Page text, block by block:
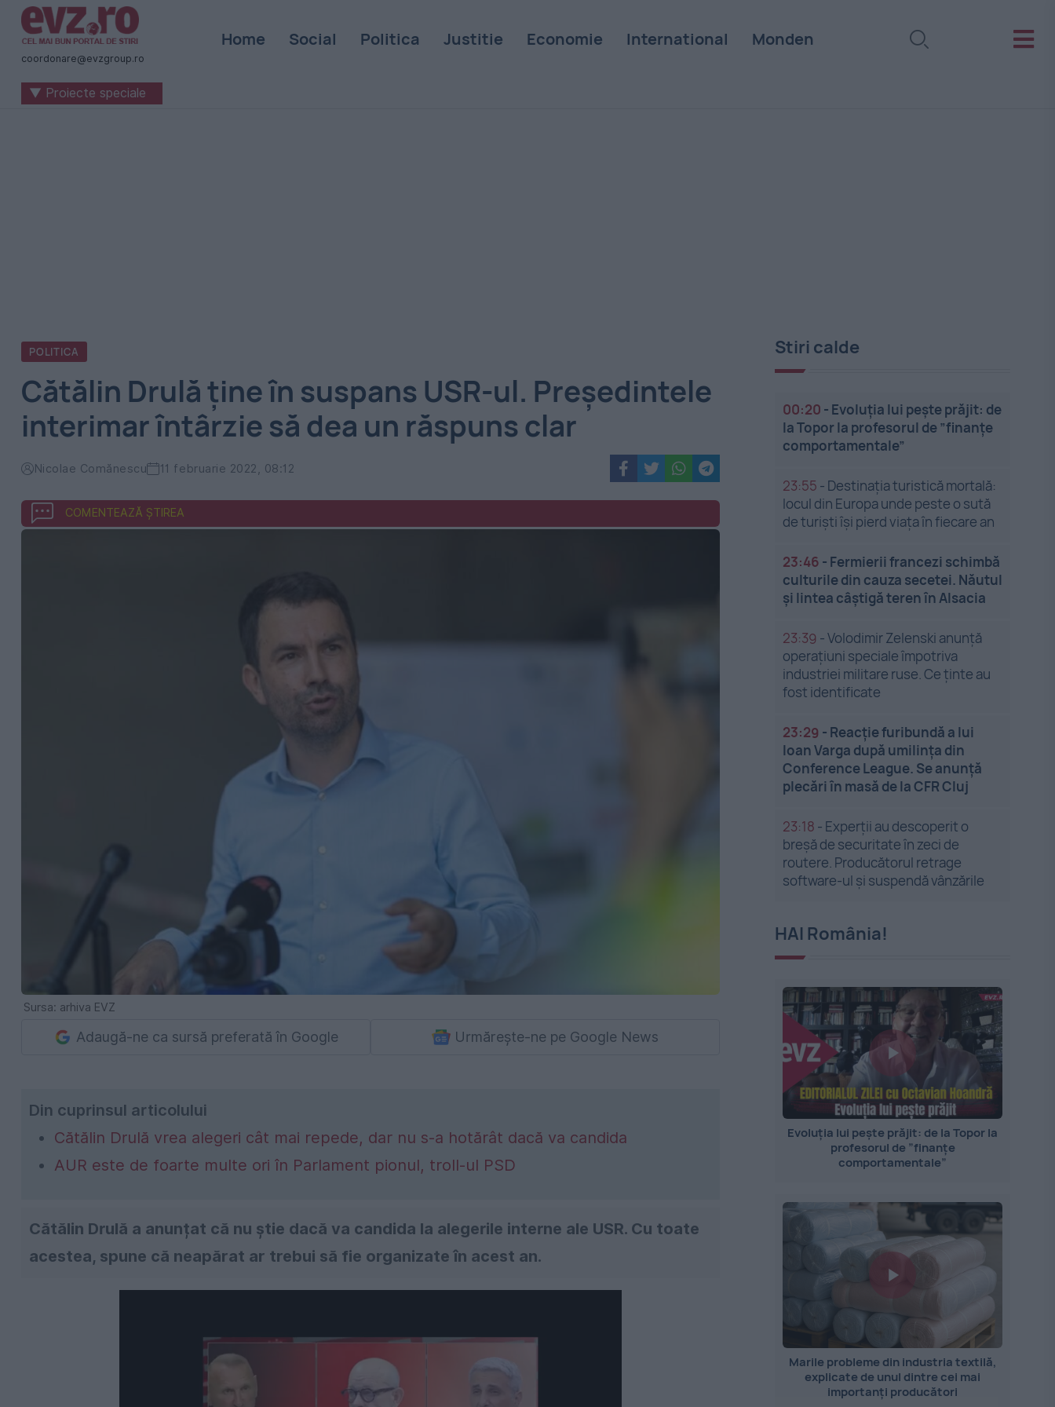
Știri
naționale
internaționale
coordonare@evzgroup.ro
Home Social Politica Justitie Economie International Monden
▼ Proiecte speciale
POLITICA
Cătălin Drulă ține în suspans USR-ul. Președintele
interimar întârzie să dea un răspuns clar
Nicolae Comănescu 11 februarie 2022, 08:12
COMENTEAZĂ ȘTIREA
Sursa: arhiva EVZ
Adaugă-ne ca sursă preferată în Google Urmărește-ne pe Google News
Din cuprinsul articolului
Cătălin Drulă vrea alegeri cât mai repede, dar nu s-a hotărât dacă va candida
AUR este de foarte multe ori în Parlament pionul, troll-ul PSD
Cătălin Drulă a anunțat că nu știe dacă va candida la alegerile interne ale USR. Cu toate
acestea, spune că neapărat ar trebui să fie organizate în acest an.
Stiri calde
00:20 - Evoluția lui pește prăjit: de
la Topor la profesorul de ”finanțe
comportamentale”
23:55 - Destinația turistică mortală:
locul din Europa unde peste o sută
de turiști își pierd viața în fiecare an
23:46 - Fermierii francezi schimbă
culturile din cauza secetei. Năutul
și lintea câștigă teren în Alsacia
23:39 -Volodimir Zelenski anunță
operațiuni speciale împotriva
industriei militare ruse. Ce ținte au
fost identificate
23:29 - Reacție furibundă a lui
Ioan Varga după umilința din
Conference League. Se anunță
plecări în masă de la CFR Cluj
23:18 - Experții au descoperit o
breșă de securitate în zeci de
routere. Producătorul retrage
software-ul și suspendă vânzările
HAI România!
Evoluția lui pește prăjit: de la Topor la
profesorul de ”finanțe
comportamentale”
Marile probleme din industria textilă,
explicate de unul dintre cei mai
importanți producători